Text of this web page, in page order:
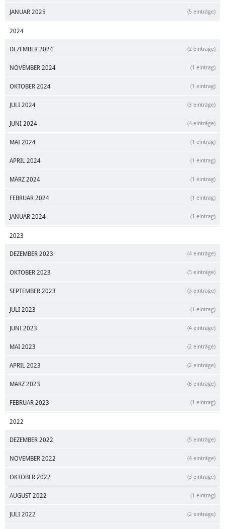
JANUAR 2025 (5 einträge)
2024
DEZEMBER 2024 (2 einträge)
NOVEMBER 2024 (1 eintrag)
OKTOBER 2024 (1 eintrag)
JULI 2024 (3 einträge)
JUNI 2024 (4 einträge)
MAI 2024 (1 eintrag)
APRIL 2024 (1 eintrag)
MÄRZ 2024 (1 eintrag)
FEBRUAR 2024 (1 eintrag)
JANUAR 2024 (1 eintrag)
2023
DEZEMBER 2023 (4 einträge)
OKTOBER 2023 (3 einträge)
SEPTEMBER 2023 (3 einträge)
JULI 2023 (1 eintrag)
JUNI 2023 (4 einträge)
MAI 2023 (2 einträge)
APRIL 2023 (2 einträge)
MÄRZ 2023 (6 einträge)
FEBRUAR 2023 (1 eintrag)
2022
DEZEMBER 2022 (5 einträge)
NOVEMBER 2022 (4 einträge)
OKTOBER 2022 (3 einträge)
AUGUST 2022 (1 eintrag)
JULI 2022 (2 einträge)